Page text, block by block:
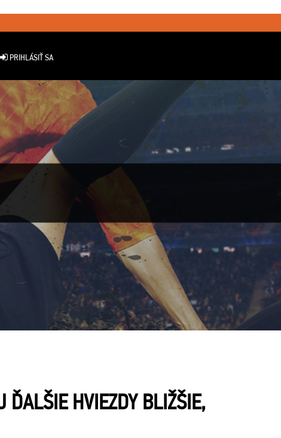
PRIHLÁSIŤ SA
ĎALŠIE HVIEZDY BLIŽŠIE,